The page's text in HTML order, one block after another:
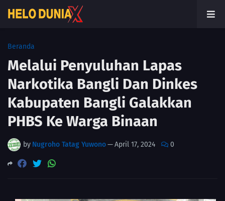
Beranda
Melalui Penyuluhan Lapas
Narkotika Bangli Dan Dinkes
Kabupaten Bangli Galakkan
PHBS Ke Warga Binaan
by Nugroho Tatag Yuwono—April 17, 2024 0